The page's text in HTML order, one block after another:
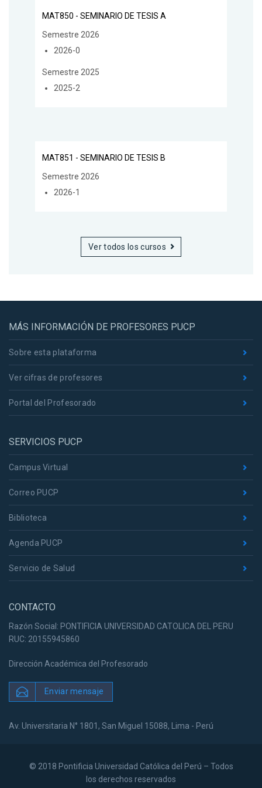
MAT850 - SEMINARIO DE TESIS A
Semestre 2026
2026-0
Semestre 2025
2025-2
MAT851 - SEMINARIO DE TESIS B
Semestre 2026
2026-1
Ver todos los cursos
MÁS INFORMACIÓN DE PROFESORES PUCP
Sobre esta plataforma
Ver cifras de profesores
Portal del Profesorado
SERVICIOS PUCP
Campus Virtual
Correo PUCP
Biblioteca
Agenda PUCP
Servicio de Salud
CONTACTO
Razón Social: PONTIFICIA UNIVERSIDAD CATOLICA DEL PERU
RUC: 20155945860
Dirección Académica del Profesorado
Enviar mensaje
Av. Universitaria N° 1801, San Miguel 15088, Lima - Perú
© 2018 Pontificia Universidad Católica del Perú – Todos
los derechos reservados